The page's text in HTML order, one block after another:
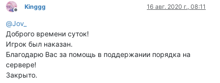
Не в сети
Kinggg 16 авг. 2020 г., 08:11
@Jov_
Доброго времени суток!
Игрок был наказан.
Благодарю Вас за помощь в поддержании порядка на
сервере!
Закрыто.